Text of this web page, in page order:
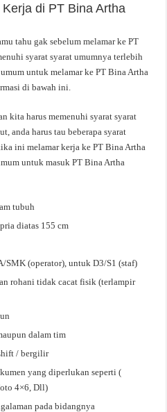
di PT Bina Artha
tahu gak sebelum melamar ke PT
syarat syarat umumnya terlebih
untuk melamar ke PT Bina Artha
di bawah ini.
kita harus memenuhi syarat syarat
anda harus tau beberapa syarat
ini melamar kerja ke PT Bina Artha
untuk masuk PT Bina Artha
tubuh
diatas 155 cm
(operator), untuk D3/S1 (staf)
rohani tidak cacat fisik (terlampir
dalam tim
/ bergilir
yang diperlukan seperti (
4×6, Dll)
pada bidangnya